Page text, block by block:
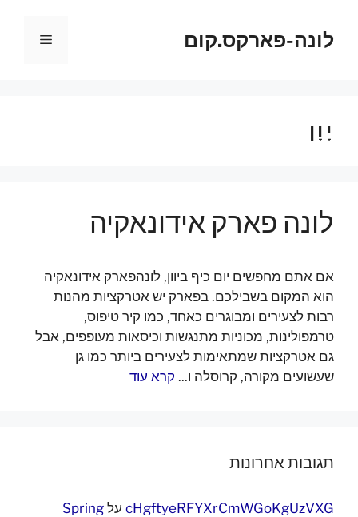
לונה-פארקס.קום תפריט
יָוָן
לונה פארק אידונאקיה
אם אתם מחפשים יום כיף ביוון, לונהפארק אידונאקיה
הוא המקום בשבילכם. בפארק יש אטרקציות מהנות
רבות לצעירים ומבוגרים כאחד, כמו קיר טיפוס,
טרמפולינות, מכוניות מתנגשות וכיסאות מעופפים, אבל
גם אטרקציות שמתאימות לצעירים ביותר כמו גן
שעשועים מקורה, קרוסלה ו... קרא עוד
תגובות אחרונות
cHgftyeRFYXrCmWGoKgUzVXG על Spring